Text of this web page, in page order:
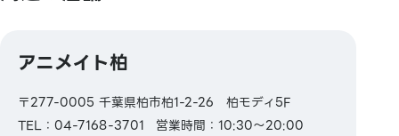
アニメイト柏
〒277-0005 千葉県柏市柏1-2-26 柏モディ5F
TEL：04-7168-3701
営業時間：10:30～20:00